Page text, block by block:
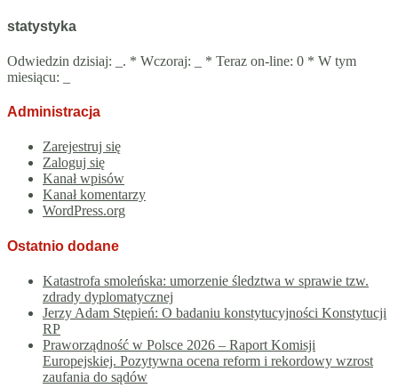
statystyka
Odwiedzin dzisiaj: . * Wczoraj:
* Teraz on-line: 0 * W tym
miesiącu:
Administracja
Zarejestruj się
Zaloguj się
Kanał wpisów
Kanał komentarzy
WordPress.org
Ostatnio dodane
Katastrofa smoleńska: umorzenie śledztwa w sprawie tzw.
zdrady dyplomatycznej
Jerzy Adam Stępień: O badaniu konstytucyjności Konstytucji
RP
Praworządność w Polsce 2026 – Raport Komisji
Europejskiej. Pozytywna ocena reform i rekordowy wzrost
zaufania do sądów